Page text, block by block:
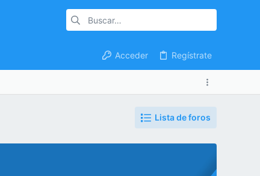
Acceder Regístrate
Lista de foros